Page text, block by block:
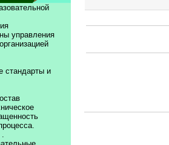
управления
стандарты и
.